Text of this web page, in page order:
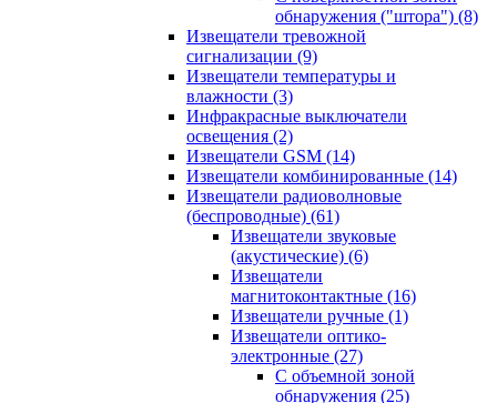
обнаружения ("штора") (8)
Извещатели тревожной
сигнализации (9)
Извещатели температуры и
влажности (3)
Инфракрасные выключатели
освещения (2)
Извещатели GSM (14)
Извещатели комбинированные (14)
Извещатели радиоволновые
(беспроводные) (61)
Извещатели звуковые
(акустические) (6)
Извещатели
магнитоконтактные (16)
Извещатели ручные (1)
Извещатели оптико-
электронные (27)
С объемной зоной
обнаружения (25)